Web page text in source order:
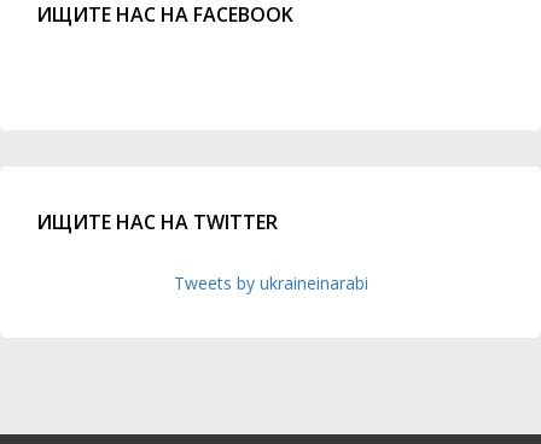
ИЩИТЕ НАС НА FACEBOOK
ИЩИТЕ НАС НА TWITTER
Tweets by ukraineinarabi